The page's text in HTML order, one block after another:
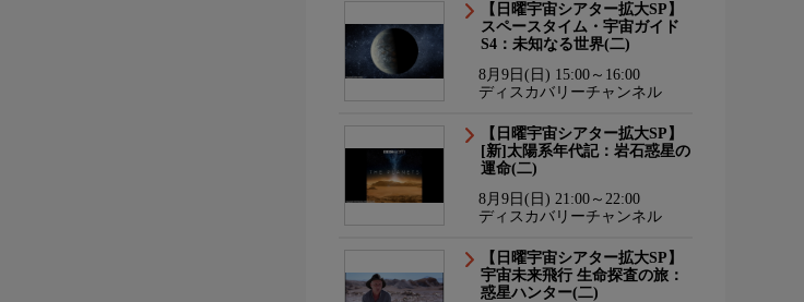
【日曜宇宙シアター拡大SP】
スペースタイム・宇宙ガイド
S4：未知なる世界(二)
8月9日(日) 15:00～16:00
ディスカバリーチャンネル
【日曜宇宙シアター拡大SP】
[新]太陽系年代記：岩石惑星の
運命(二)
8月9日(日) 21:00～22:00
ディスカバリーチャンネル
【日曜宇宙シアター拡大SP】
宇宙未来飛行 生命探査の旅：
惑星ハンター(二)